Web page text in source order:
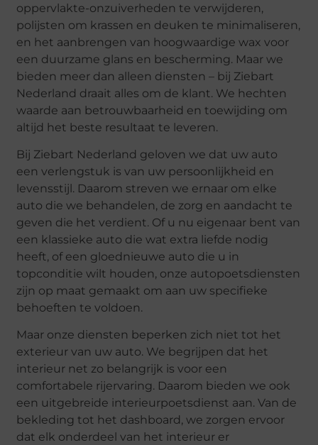
oppervlakte-onzuiverheden te verwijderen,
polijsten om krassen en deuken te minimaliseren,
en het aanbrengen van hoogwaardige wax voor
een duurzame glans en bescherming. Maar we
bieden meer dan alleen diensten – bij Ziebart
Nederland draait alles om de klant. We hechten
waarde aan betrouwbaarheid en toewijding om
altijd het beste resultaat te leveren.
Bij Ziebart Nederland geloven we dat uw auto
een verlengstuk is van uw persoonlijkheid en
levensstijl. Daarom streven we ernaar om elke
auto die we behandelen, de zorg en aandacht te
geven die het verdient. Of u nu eigenaar bent van
een klassieke auto die wat extra liefde nodig
heeft, of een gloednieuwe auto die u in
topconditie wilt houden, onze autopoetsdiensten
zijn op maat gemaakt om aan uw specifieke
behoeften te voldoen.
Maar onze diensten beperken zich niet tot het
exterieur van uw auto. We begrijpen dat het
interieur net zo belangrijk is voor een
comfortabele rijervaring. Daarom bieden we ook
een uitgebreide interieurpoetsdienst aan. Van de
bekleding tot het dashboard, we zorgen ervoor
dat elk onderdeel van het interieur er